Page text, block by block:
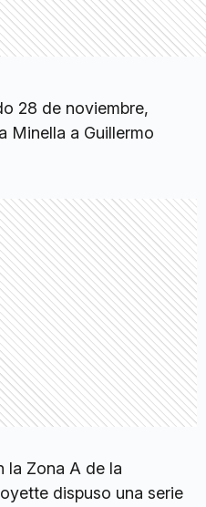
28 de noviembre,
Minella a Guillermo
la Zona A de la
dispuso una serie